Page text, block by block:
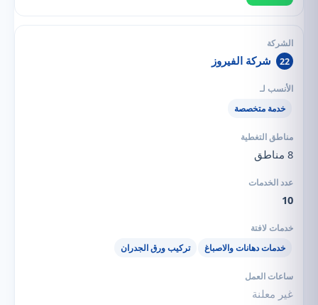
22 شركة الفيروز
خدمة متخصصة
8 مناطق
10
خدمات دهانات والاصباغ تركيب ورق الجدران
غير معلنة